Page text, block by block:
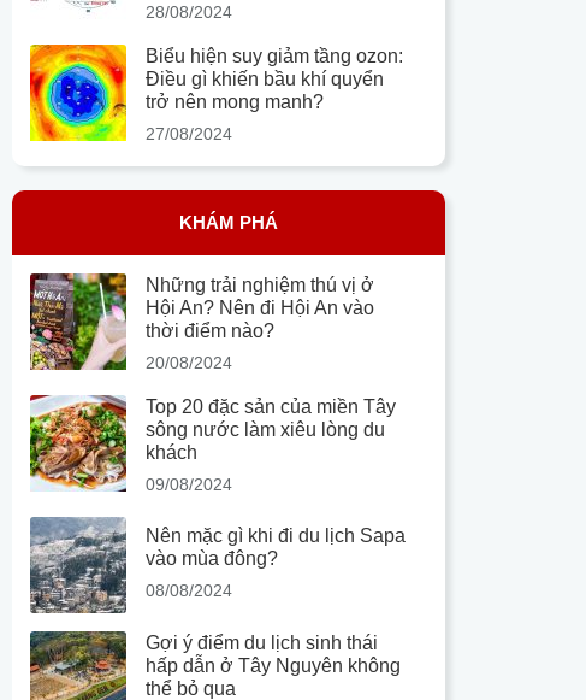
28/08/2024
Biểu hiện suy giảm tầng ozon:
Điều gì khiến bầu khí quyển
trở nên mong manh?
27/08/2024
KHÁM PHÁ
Những trải nghiệm thú vị ở
Hội An? Nên đi Hội An vào
thời điểm nào?
20/08/2024
Top 20 đặc sản của miền Tây
sông nước làm xiêu lòng du
khách
09/08/2024
Nên mặc gì khi đi du lịch Sapa
vào mùa đông?
08/08/2024
Gợi ý điểm du lịch sinh thái
hấp dẫn ở Tây Nguyên không
thể bỏ qua